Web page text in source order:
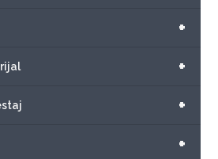
+
+
+
+